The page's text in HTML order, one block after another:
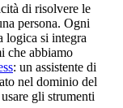
di risolvere le
persona. Ogni
logica si integra
che abbiamo
: un assistente di
nel dominio del
gli strumenti